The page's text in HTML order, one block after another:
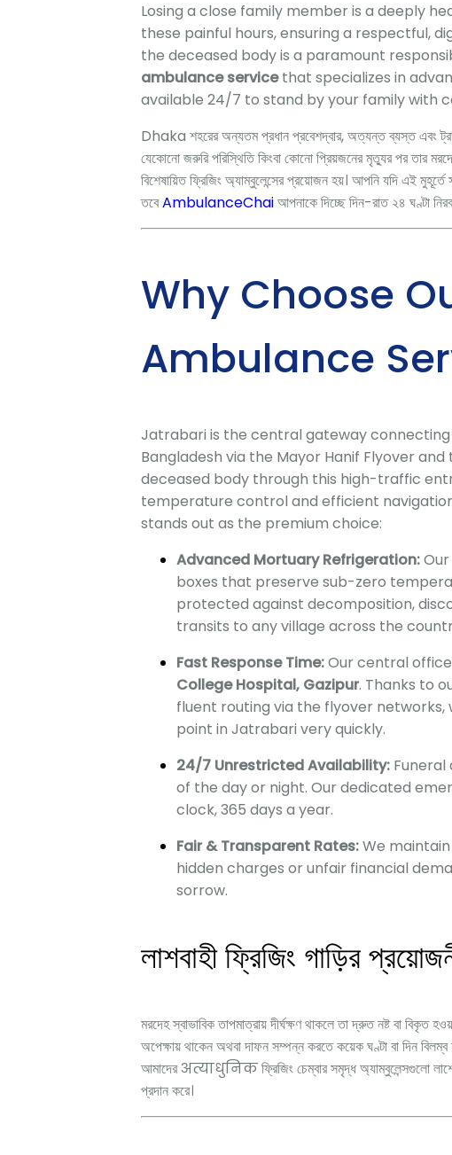
Losing a close family member is a deeply
these painful hours, ensuring a respectful,
the deceased body is a paramount
ambulance servicethat specializes in
available 24/7 to stand by your family with
Dhaka শহরের অন্যতম প্রধান প্রবেশদ্বার, অত্যন্ত ব্যস্ত এবং
যেকোনো জরুরি পরিস্থিতি কিংবা কোনো প্রিয়জনের মৃত্যুর পর তার
বিশেষায়িত ফ্রিজিং অ্যাম্বুলেন্সের প্রয়োজন হয়। আপনি যদি এই
তবেAmbulanceChaiআপনাকে দিচ্ছে দিন-রাত ২৪ ঘণ্টা
Why Choose
Ambulance
Jatrabari is the central gateway
Bangladesh via the Mayor Hanif Flyover
deceased body through this high-traffic
temperature control and efficient
stands out as the premium choice:
Advanced Mortuary Refrigeration:
boxes that preserve sub-zero
protected against decomposition,
transits to any village across the
Fast Response Time:Our central
College Hospital, Gazipur. Thanks to
fluent routing via the flyover
point in Jatrabari very quickly.
24/7 Unrestricted Availability:
of the day or night. Our dedicated
clock, 365 days a year.
Fair & Transparent Rates:We
hidden charges or unfair financial
sorrow.
লাশবাহী ফ্রিজিং গাড়ির
মরদেহ স্বাভাবিক তাপমাত্রায় দীর্ঘক্ষণ থাকলে তা দ্রুত নষ্ট বা বিকৃত
অপেক্ষায় থাকেন অথবা দাফন সম্পন্ন করতে কয়েক ঘণ্টা বা দিন
আমাদের अत्याधुनिक ফ্রিজিং চেম্বার সমৃদ্ধ অ্যাম্বুলেন্সগুলো
প্রদান করে।